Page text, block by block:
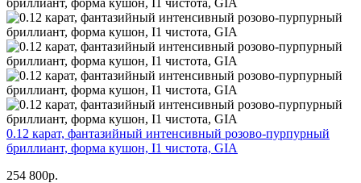
0.12 карат, фантазийный интенсивный розово-пурпурный
бриллиант, форма кушон, I1 чистота, GIA
254 800р.